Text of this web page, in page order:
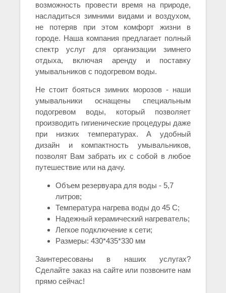
возможность провести время на природе,
насладиться зимними видами и воздухом,
не потеряв при этом комфорт жизни в
городе. Наша компания предлагает полный
спектр услуг для организации зимнего
отдыха, включая аренду и поставку
умывальников с подогревом воды.
Не стоит бояться зимних морозов - наши
умывальники оснащены специальным
подогревом воды, который позволяет
производить гигиенические процедуры даже
при низких температурах. А удобный
дизайн и компактность умывальников,
позволят Вам забрать их с собой в любое
путешествие или на дачу.
Объем резервуара для воды - 5,7
литров;
Температура нагрева воды до 45 С;
Надежный керамический нагреватель;
Легкое подключение к сети;
Размеры: 430*435*330 мм
Заинтересованы в наших услугах?
Сделайте заказ на сайте или позвоните нам
прямо сейчас!